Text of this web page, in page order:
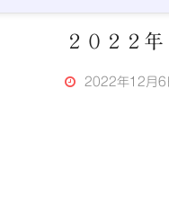
２０２２
2022年12月6